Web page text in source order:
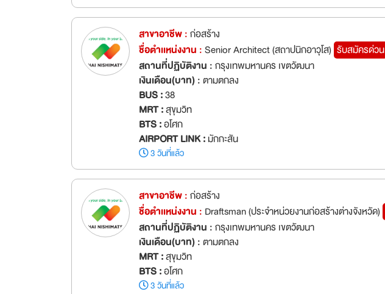
สาขาอาชีพ :ก่อสร้าง
ชื่อตำเเหน่งงาน :Senior Architect (สถาปนิกอาวุโส) รับสมัครด่วน
สถานที่ปฏิบัติงาน :กรุงเทพมหานคร เขตวัฒนา
เงินเดือน(บาท) :ตามตกลง
BUS :38
MRT :สุขุมวิท
BTS :อโศก
AIRPORT LINK :มักกะสัน
3 วันที่แล้ว
สาขาอาชีพ :ก่อสร้าง
ชื่อตำเเหน่งงาน : Draftsman (ประจำหน่วยงานก่อสร้างต่างจังหวัด)
สถานที่ปฏิบัติงาน :กรุงเทพมหานคร เขตวัฒนา
เงินเดือน(บาท) :ตามตกลง
MRT :สุขุมวิท
BTS :อโศก
3 วันที่แล้ว